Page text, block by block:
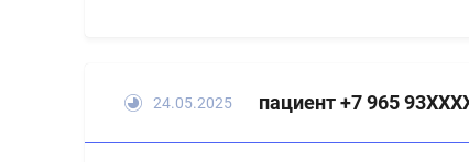
24.05.2025 пациент +7 965